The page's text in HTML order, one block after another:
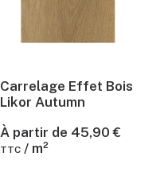
Carrelage Effet Bois
Likor Autumn
À partir de 45,90€
TTC / m²